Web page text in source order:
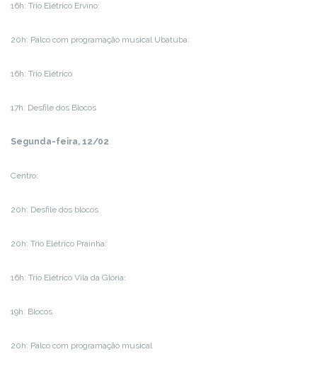
16h: Trio Elétrico Ervino:
20h: Palco com programação musical Ubatuba:
16h: Trio Elétrico
17h: Desfile dos Blocos
Segunda-feira, 12/02
Centro:
20h: Desfile dos blocos
20h: Trio Elétrico Prainha:
16h: Trio Elétrico Vila da Glória:
19h: Blocos
20h: Palco com programação musical